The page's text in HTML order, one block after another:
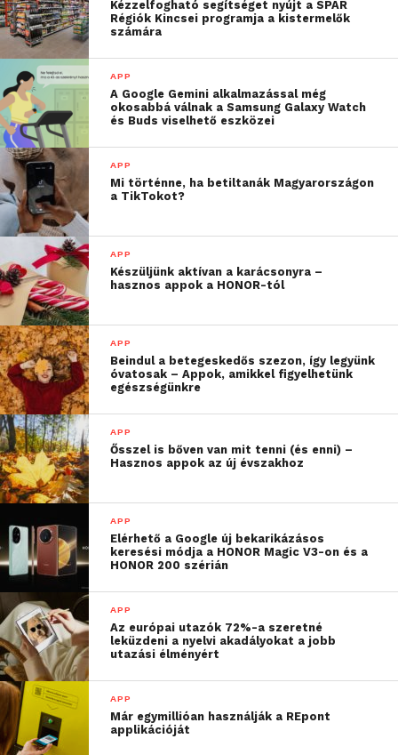
tartalommenedzserek és önkéntesek független
közössége hozta létre és működteti, a
szoftverfejlesztéssel és tanácsadással foglalkozó
webfejlesztő ügynökség jelentős
közreműködésével.
„A csapat tagjai a
jelenlegi helyzetben
mindannyian szerettek
volna aktívan részt venni
a rászorulók
támogatásában, azonban
a rövidtávú
segítségnyújtási
lehetőségeket több
szervezet és civil
biztosította már a
menekültek érkezését
követő hetekben. Ezzel
szemben az idő elteltével
szükségesnek láttuk,
hogy a fokozatosan egyre
több, hosszú távon
rendelkezésre álló
megoldás és alternatíva
is könnyedén elérhető és
megtalálható legyen a
Kézzelfogható segítséget nyújt a SPAR
Régiók Kincsei programja a kistermelők
számára
APP
A Google Gemini alkalmazással még
okosabbá válnak a Samsung Galaxy Watch
és Buds viselhető eszközei
APP
Mi történne, ha betiltanák Magyarországon
a TikTokot?
APP
Készüljünk aktívan a karácsonyra –
hasznos appok a HONOR-tól
APP
Beindul a betegeskedős szezon, így legyünk
óvatosak – Appok, amikkel figyelhetünk
egészségünkre
APP
Ősszel is bőven van mit tenni (és enni) –
Hasznos appok az új évszakhoz
APP
Elérhető a Google új bekarikázásos
keresési módja a HONOR Magic V3-on és a
HONOR 200 szérián
APP
Az európai utazók 72%-a szeretné
leküzdeni a nyelvi akadályokat a jobb
utazási élményért
APP
Már egymillióan használják a REpont
applikációját